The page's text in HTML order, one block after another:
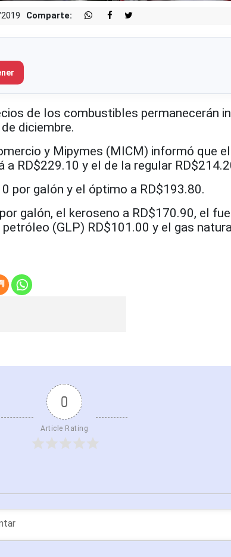
Comparte:
de los combustibles permanecerán
diciembre.
y Mipymes (MICM) informó que
a RD$229.10 y el de la regular
por galón y el óptimo a RD$193.80.
galón, el keroseno a RD$170.90, el
(GLP) RD$101.00 y el gas
0
Article Rating